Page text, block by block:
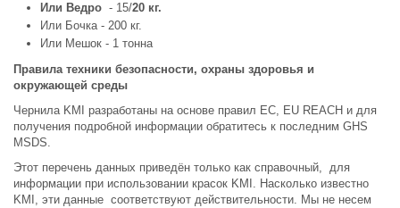
Или Ведро - 15/20 кг.
Или Бочка - 200 кг.
Или Мешок - 1 тонна
Правила техники безопасности, охраны здоровья и
окружающей среды
Чернила KMI разработаны на основе правил ЕС, EU REACH и для
получения подробной информации обратитесь к последним GHS
MSDS.
Этот перечень данных приведён только как справочный, для
информации при использовании красок KMI. Насколько известно
KMI, эти данные соответствуют действительности. Мы не несем